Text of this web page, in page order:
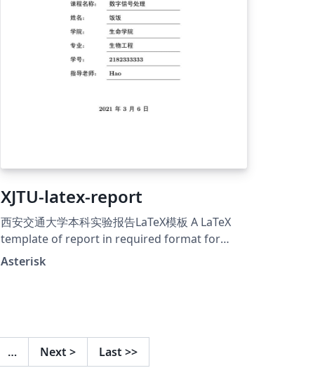
XJTU-latex-report
西安交通大学本科实验报告LaTeX模板 A LaTeX
template of report in required format for
XJTU Github: &gt;a
Asterisk
… Next > Last >>